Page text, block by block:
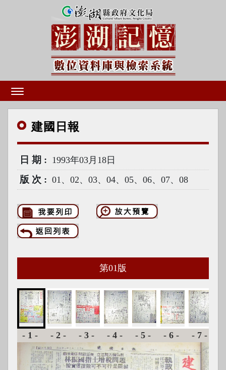
建國 日報
日期 1993年03月18日
版次 01、02、03、04、05、06、07、08
第01 版
-1- -2- -3- -4- -5- -6- -7-